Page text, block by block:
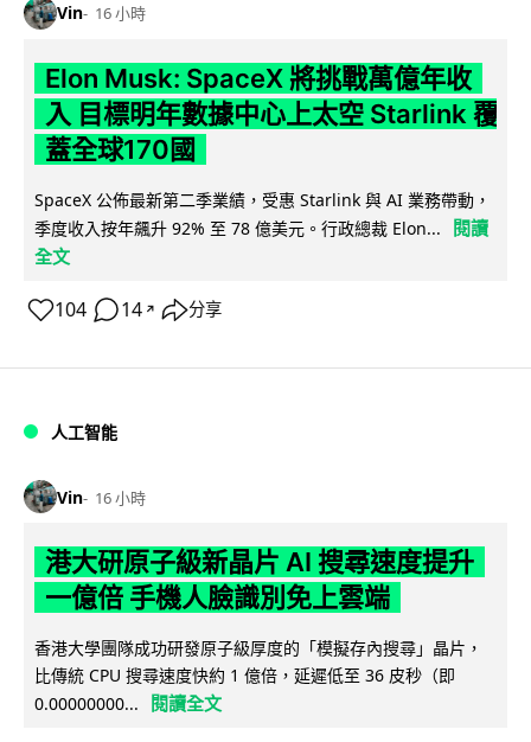
Vin 16 小時
Elon Musk: SpaceX 將挑戰萬億年收
入 目標明年數據中心上太空 Starlink 覆
蓋全球170國
SpaceX 公佈最新第二季業績，受惠 Starlink 與 AI 業務帶動，
季度收入按年飆升 92% 至 78 億美元。行政總裁 Elon...
閱讀
全文
104 14 ↗ 分享
人工智能
Vin 16 小時
港大研原子級新晶片 AI 搜尋速度提升
一億倍 手機人臉識別免上雲端
香港大學團隊成功研發原子級厚度的「模擬存內搜尋」晶片，
比傳統 CPU 搜尋速度快約 1 億倍，延遲低至 36 皮秒（即
0.00000000...
閱讀全文